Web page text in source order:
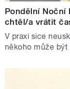
Pondělní Noční
chtěl/a vrátit
V praxi sice
někoho může být